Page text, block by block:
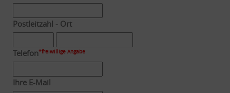
Postleitzahl - Ort
Telefon*freiwillige Angabe
Ihre E-Mail